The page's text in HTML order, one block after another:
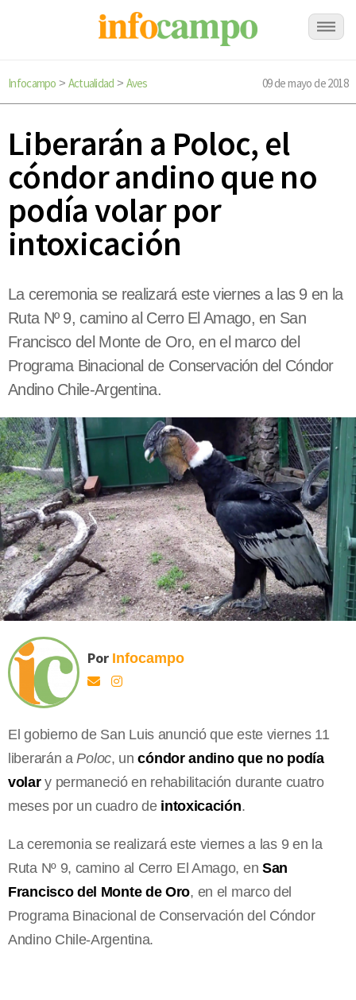
Infocampo > Actualidad > Aves 09 de mayo de 2018
Liberarán a Poloc, el
cóndor andino que no
podía volar por
intoxicación
La ceremonia se realizará este viernes a las 9 en la
Ruta Nº 9, camino al Cerro El Amago, en San
Francisco del Monte de Oro, en el marco del
Programa Binacional de Conservación del Cóndor
Andino Chile-Argentina.
Por Infocampo
El gobierno de San Luis anunció que este viernes 11
liberarán a Poloc, un cóndor andino que no podía
volary permaneció en rehabilitación durante cuatro
meses por un cuadro deintoxicación.
La ceremonia se realizará este viernes a las 9 en la
Ruta Nº 9, camino al Cerro El Amago, enSan
Francisco del Monte de Oro, en el marco del
Programa Binacional de Conservación del Cóndor
Andino Chile-Argentina.